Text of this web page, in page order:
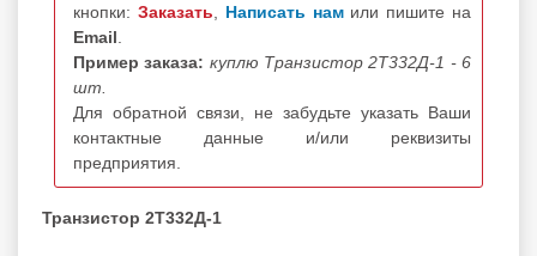
кнопки: Заказать Написать нам или пишите на
Email
Пример заказа: куплю Транзистор 2Т332Д-1 - 6
шт.
Для обратной связи, не забудьте указать Ваши
контактные данные и/или реквизиты
предприятия.
Транзистор 2Т332Д-1